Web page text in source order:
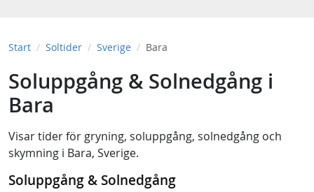
Start Soltider Sverige Bara
Soluppgång & Solnedgång i
Bara
Visar tider för gryning, soluppgång, solnedgång och
skymning i Bara, Sverige.
Soluppgång & Solnedgång